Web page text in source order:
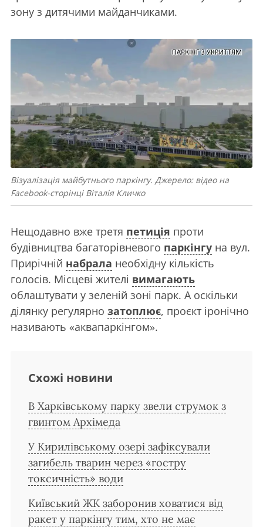
зону з дитячими майданчиками.
Візуалізація майбутнього паркінгу. Джерело: відео на
Facebook-сторінці Віталія Кличко
Нещодавно вже третя петиція проти
будівництва багаторівневого паркінгу на вул.
Прирічній набрала необхідну кількість
голосів. Місцеві жителі вимагають
облаштувати у зеленій зоні парк. А оскільки
ділянку регулярно затоплює, проєкт іронічно
називають «аквапаркінгом».
Схожі новини
В Харківському парку звели струмок з
гвинтом Архімеда
У Кирилівському озері зафіксували
загибель тварин через «гостру
токсичність» води
Київський ЖК заборонив ховатися від
ракет у паркінгу тим, хто не має